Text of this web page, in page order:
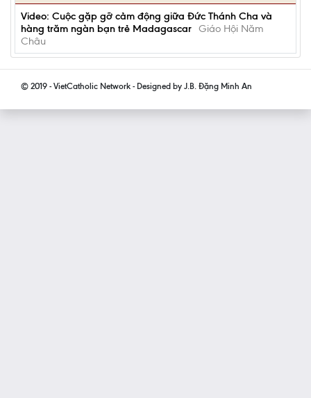
Video: Cuộc gặp gỡ cảm động giữa Đức Thánh Cha và
hàng trăm ngàn bạn trẻ Madagascar Giáo Hội Năm
Châu
© 2019 - VietCatholic Network - Designed by J.B. Đặng Minh An